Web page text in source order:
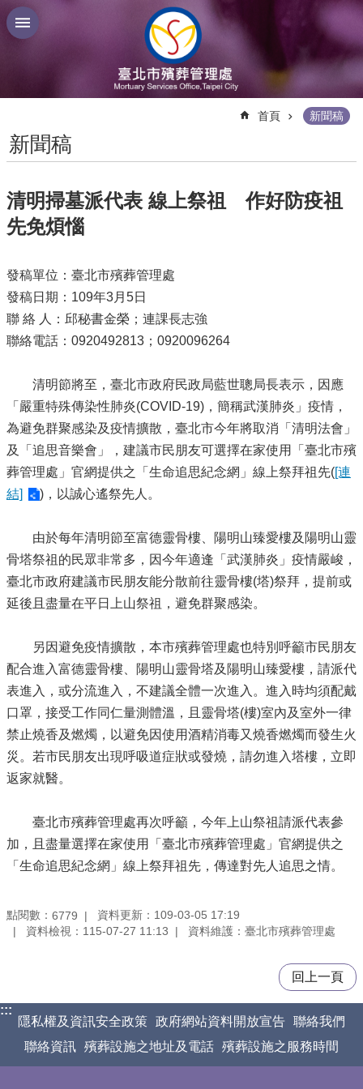
跳到主要內容區塊
首頁 新聞稿
新聞稿
清明掃墓派代表 線上祭祖 作好防疫祖
先免煩惱
發稿單位：臺北市殯葬管理處
發稿日期：109年3月5日
聯 絡 人：邱秘書金榮；連課長志強
聯絡電話：0920492813；0920096264
清明節將至，臺北市政府民政局藍世聰局長表示，因應
「嚴重特殊傳染性肺炎(COVID-19)，簡稱武漢肺炎」疫情，
為避免群聚感染及疫情擴散，臺北市今年將取消「清明法會」
及「追思音樂會」，建議市民朋友可選擇在家使用「臺北市殯
葬管理處」官網提供之「生命追思紀念網」線上祭拜祖先([連
結]
)，以誠心遙祭先人。
由於每年清明節至富德靈骨樓、陽明山臻愛樓及陽明山靈
骨塔祭祖的民眾非常多，因今年適逢「武漢肺炎」疫情嚴峻，
臺北市政府建議市民朋友能分散前往靈骨樓(塔)祭拜，提前或
延後且盡量在平日上山祭祖，避免群聚感染。
另因避免疫情擴散，本市殯葬管理處也特別呼籲市民朋友
配合進入富德靈骨樓、陽明山靈骨塔及陽明山臻愛樓，請派代
表進入，或分流進入，不建議全體一次進入。進入時均須配戴
口罩，接受工作同仁量測體溫，且靈骨塔(樓)室內及室外一律
禁止燒香及燃燭，以避免因使用酒精消毒又燒香燃燭而發生火
災。若市民朋友出現呼吸道症狀或發燒，請勿進入塔樓，立即
返家就醫。
臺北市殯葬管理處再次呼籲，今年上山祭祖請派代表參
加，且盡量選擇在家使用「臺北市殯葬管理處」官網提供之
「生命追思紀念網」線上祭拜祖先，傳達對先人追思之情。
點閱數： 6779
資料更新：109-03-05 17:19
資料檢視：115-07-27 11:13
資料維護：臺北市殯葬管理處
回上一頁
:::
隱私權及資訊安全政策 政府網站資料開放宣告 聯絡我們
聯絡資訊 殯葬設施之地址及電話 殯葬設施之服務時間